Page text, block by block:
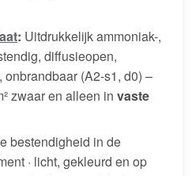
: Uitdrukkelijk ammoniak-,
diffusieopen,
(A2-s1, d0) –
zwaar en alleen in vaste
bestendigheid in de
· licht, gekleurd en op